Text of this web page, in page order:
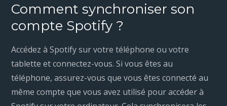
Comment synchroniser son
compte Spotify ?
Accédez à Spotify sur votre téléphone ou votre
tablette et connectez-vous. Si vous êtes au
téléphone, assurez-vous que vous êtes connecté au
même compte que vous avez utilisé pour accéder à